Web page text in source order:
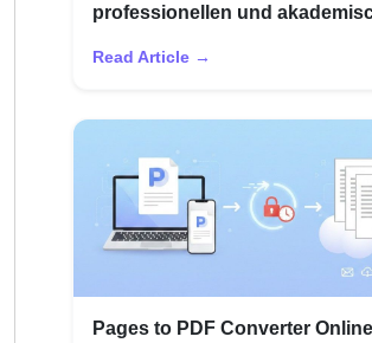
professionellen und
Read Article →
Pages to PDF Converter